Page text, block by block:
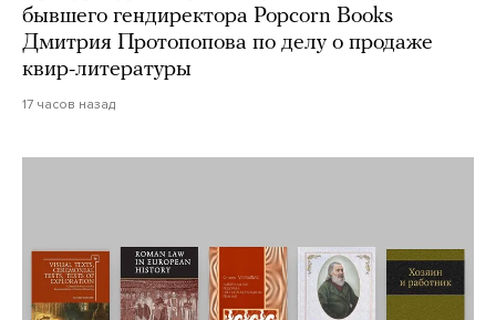
бывшего гендиректора Popcorn Books
Дмитрия Протопопова по делу о продаже
квир-литературы
17 часов назад